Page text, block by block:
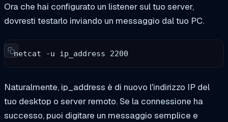
Ora che hai configurato un listener sul tuo server,
dovresti testarlo inviando un messaggio dal tuo PC.
netcat -u ip_address 2200
Naturalmente, ip_address è di nuovo l'indirizzo IP del
tuo desktop o server remoto. Se la connessione ha
successo, puoi digitare un messaggio semplice e